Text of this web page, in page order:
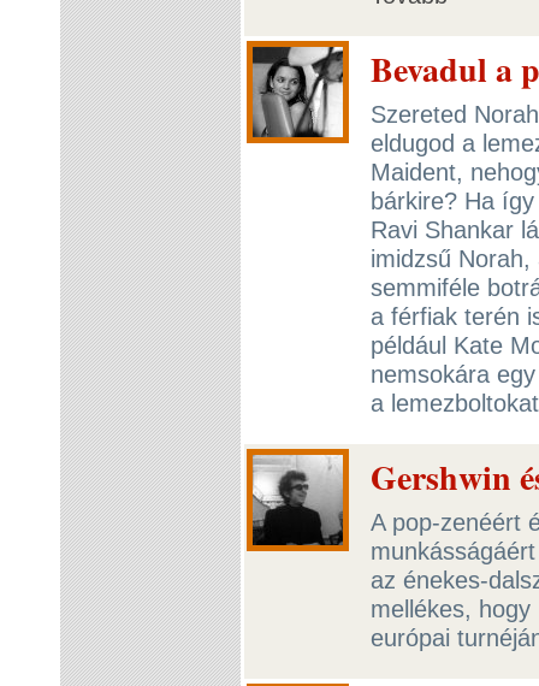
Bevadul a
Szereted
eldugod a
Maident,
bárkire? Ha
Ravi Shankar
imidzsű
semmiféle
a férfiak terén
például Kate
nemsokára
a
Gershwin
A pop-zenéért
az énekes-
mellékes,
európai